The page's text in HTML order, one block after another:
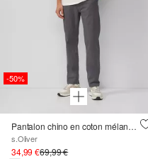
-50%
Pantalon chino en coton mélangé avec logo
s.Oliver
34,99 €69,99 €